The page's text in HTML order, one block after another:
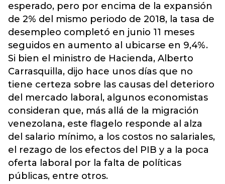
esperado, pero por encima de la expansión
de 2% del mismo periodo de 2018, la tasa de
desempleo completó en junio 11 meses
seguidos en aumento al ubicarse en 9,4%.
Si bien el ministro de Hacienda, Alberto
Carrasquilla, dijo hace unos días que no
tiene certeza sobre las causas del deterioro
del mercado laboral, algunos economistas
consideran que, más allá de la migración
venezolana, este flagelo responde al alza
del salario mínimo, a los costos no salariales,
el rezago de los efectos del PIB y a la poca
oferta laboral por la falta de políticas
públicas, entre otros.